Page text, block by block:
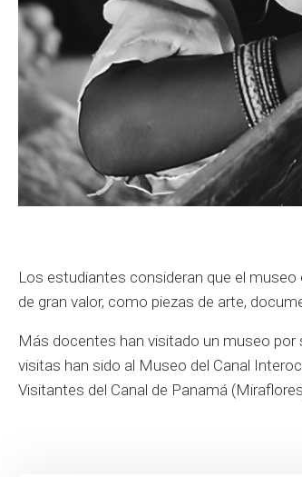
Los estudiantes consideran que el
de gran valor, como piezas de arte,
Más docentes han visitado un museo por
visitas han sido al Museo del Canal
Visitantes del Canal de Panamá